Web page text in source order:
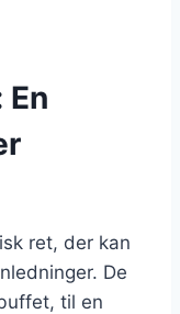
ret, der kan
De
til en